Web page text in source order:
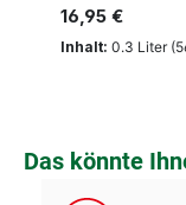
Inhalt: 0.3 Liter
16,95 €
Produktgalerie
Das könnte